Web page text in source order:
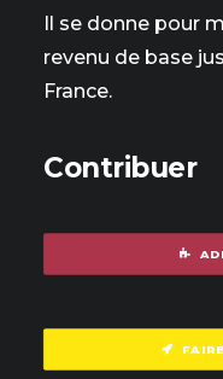
Il se donne pour
revenu de base
France.
Contribuer